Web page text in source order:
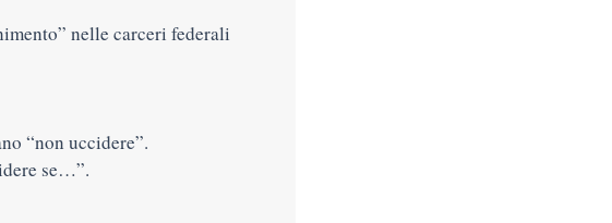
nelle carceri federali
“non uccidere”.
se…”.